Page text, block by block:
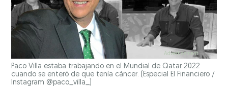
Paco Villa estaba trabajando en el Mundial de Qatar 2022
cuando se enteró de que tenía cáncer.
(Especial El Financiero /
Instagram @paco_villa_)